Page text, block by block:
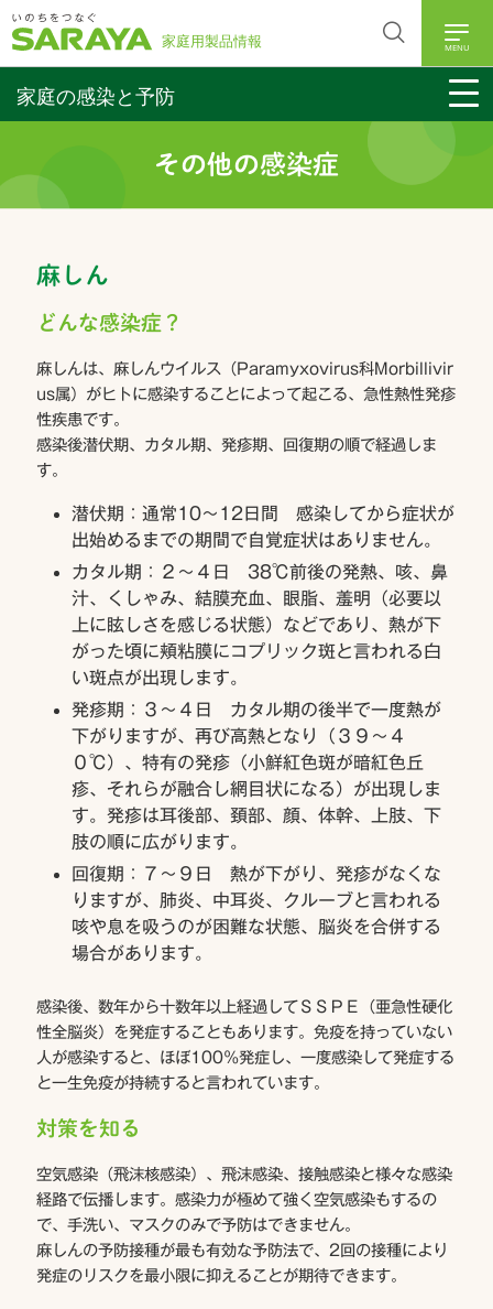
MENU
家庭の感染と予防
その他の感染症
麻しん
どんな感染症？
麻しんは、麻しんウイルス（Paramyxovirus科Morbillivir
us属）がヒトに感染することによって起こる、急性熱性発疹
性疾患です。
感染後潜伏期、カタル期、発疹期、回復期の順で経過しま
す。
潜伏期：通常10～12日間 感染してから症状が
出始めるまでの期間で自覚症状はありません。
カタル期：２～４日 38℃前後の発熱、咳、鼻
汁、くしゃみ、結膜充血、眼脂、羞明（必要以
上に眩しさを感じる状態）などであり、熱が下
がった頃に頬粘膜にコプリック斑と言われる白
い斑点が出現します。
発疹期：３～４日 カタル期の後半で一度熱が
下がりますが、再び高熱となり（３９～４
０℃）、特有の発疹（小鮮紅色斑が暗紅色丘
疹、それらが融合し網目状になる）が出現しま
す。発疹は耳後部、頚部、顔、体幹、上肢、下
肢の順に広がります。
回復期：７～９日 熱が下がり、発疹がなくな
りますが、肺炎、中耳炎、クルーブと言われる
咳や息を吸うのが困難な状態、脳炎を合併する
場合があります。
感染後、数年から十数年以上経過してＳＳＰＥ（亜急性硬化
性全脳炎）を発症することもあります。免疫を持っていない
人が感染すると、ほぼ100％発症し、一度感染して発症する
と一生免疫が持続すると言われています。
対策を知る
空気感染（飛沫核感染）、飛沫感染、接触感染と様々な感染
経路で伝播します。感染力が極めて強く空気感染もするの
で、手洗い、マスクのみで予防はできません。
麻しんの予防接種が最も有効な予防法で、2回の接種により
発症のリスクを最小限に抑えることが期待できます。